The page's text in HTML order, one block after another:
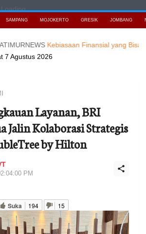
Loading...
SAMPANG MOJOKERTO GRESIK JOMBANG
Kebiasaan Finansial yang Bisa Dimulai
7 Agustus 2026
Layanan, BRI
Jalin Kolaborasi Strategis
by Hilton
PM
Suka 194 15